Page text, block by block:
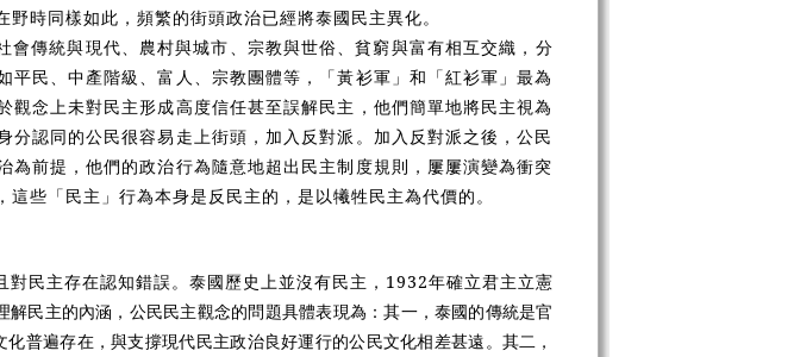
時同樣如此，頻繁的街頭政治已經將泰國民主異化。
會傳統與現代、農村與城市、宗教與世俗、貧窮與富有相互交織，分
民、中產階級、富人、宗教團體等，「黃衫軍」和「紅衫軍」最為
念上未對民主形成高度信任甚至誤解民主，他們簡單地將民主視為
認同的公民很容易走上街頭，加入反對派。加入反對派之後，公民
為前提，他們的政治行為隨意地超出民主制度規則，屢屢演變為衝突
些「民主」行為本身是反民主的，是以犧牲民主為代價的。
民主存在認知錯誤。泰國歷史上並沒有民主，1932年確立君主立憲
民主的內涵，公民民主觀念的問題具體表現為：其一，泰國的傳統是官
普遍存在，與支撐現代民主政治良好運行的公民文化相差甚遠。其二，